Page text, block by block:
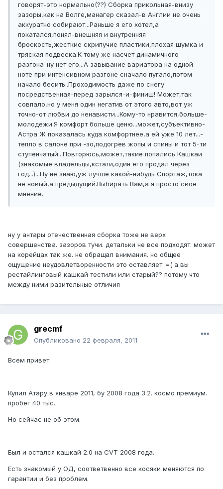
говорят-это нормально(??) Сборка прикольная-внизу
зазоры,как на Волге,манагер сказал-в Англии не очень
аккуратно собирают...Раньше я его хотел,а
покатался,понял-внешняя и внутренняя
броскость,жесткие скрипучие пластики,плохая шумка и
тряская подвеска.К тому же насчет динамичного
разгона-ну нет его...А завывание вариатора на одной
ноте при интенсивном разгоне сначало пугало,потом
начало бесить..Проходимость даже по снегу
посредственная-перед зарылся-и-финиш! Может,так
совпало,но у меня один негатив от этого авто,вот уж
точно-от любви до ненависти...Кому-то нравится,больше-
молодежи.Я комфорт больше ценю...может,субъективно-
Астра Ж показалась куда комфортнее,а ей уже 10 лет...-
тепло в салоне при -зо,подогрев жопы и спины и тот 5-ти
ступенчатый...Повторюсь,может,такие попались Кашкаи
(знакомые владельцы,кстати,один его продал через
год...)...Ну не знаю,уж лучше какой-нибудь Спортаж,тока
не новый,а предыдущий.Выбирать Вам,а я просто свое
мнение.
ну у антары отечественная сборка тоже не верх
совершенства. зазоров тучи. детальки не все подходят. может
на корейцах так же. не обращал внимания. но общее
ощущение неудовлетворенности это оставляет. =( а вы
рестайлинговый кашкай тестили или старый?? потому что
между ними разительные отличия
grecmf
Опубликовано 22 февраля, 2011
Всем привет.
Купил Атару в январе 2011, бу 2008 года 3.2. космо премиум.
пробег 40 тыс.
Но сейчас не об этом.
Был и остался кашкай 2.0 на CVT 2008 года.
Есть знакомый у ОД, соответвенно все косяки меняются по
гарантии и без проблем.